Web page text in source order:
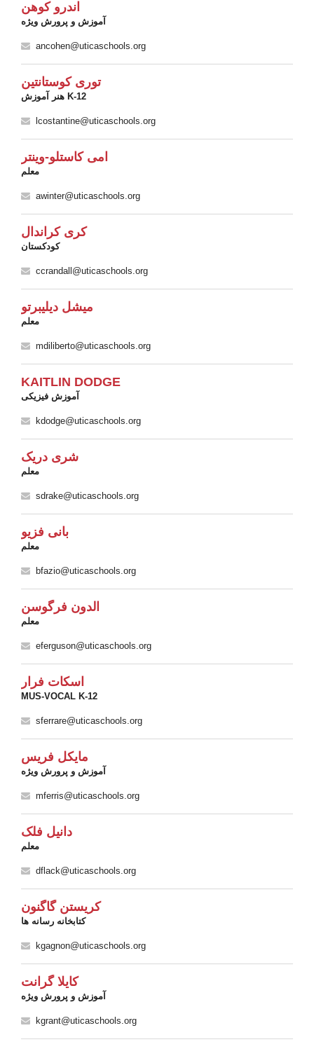
اندرو کوهن
آموزش و پرورش ویژه
ancohen@uticaschools.org
توری کوستانتین
هنر آموزش K-12
lcostantine@uticaschools.org
امی کاستلو-وینتر
معلم
awinter@uticaschools.org
کری کراندال
کودکستان
ccrandall@uticaschools.org
میشل دیلیبرتو
معلم
mdiliberto@uticaschools.org
KAITLIN DODGE
آموزش فیزیکی
kdodge@uticaschools.org
شری دریک
معلم
sdrake@uticaschools.org
بانی فزیو
معلم
bfazio@uticaschools.org
الدون فرگوسن
معلم
eferguson@uticaschools.org
اسکات فرار
MUS-VOCAL K-12
sferrare@uticaschools.org
مایکل فریس
آموزش و پرورش ویژه
mferris@uticaschools.org
دانیل فلک
معلم
dflack@uticaschools.org
کریستن گاگنون
کتابخانه رسانه ها
kgagnon@uticaschools.org
کایلا گرانت
آموزش و پرورش ویژه
kgrant@uticaschools.org